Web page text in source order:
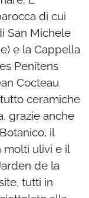
di cui
San Michele
e la Cappella
Penitens
Cocteau
ceramiche
grazie anche
il
molti ulivi e il
de la
tutti in